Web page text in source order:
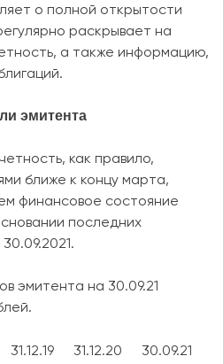
о полной открытости
раскрывает на
а также информацию,
эмитента
как правило,
ближе к концу марта,
финансовое состояние
последних
эмитента на 30.09.21
31.12.19 31.12.20
30.09.21